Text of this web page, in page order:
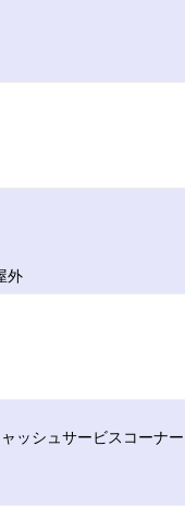
外
ッシュサービスコーナー